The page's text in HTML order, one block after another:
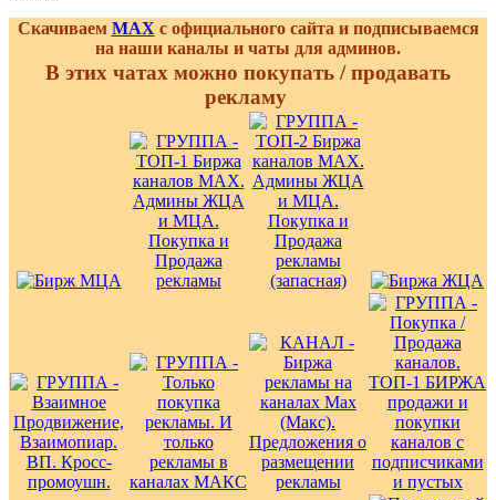
Скачиваем MAX с официального сайта и подписываемся
на наши каналы и чаты для админов.
В этих чатах можно покупать / продавать
рекламу